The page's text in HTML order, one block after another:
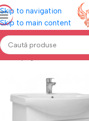
Skip to navigation
Skip to main content
Prima pagină Mobilă BAIE